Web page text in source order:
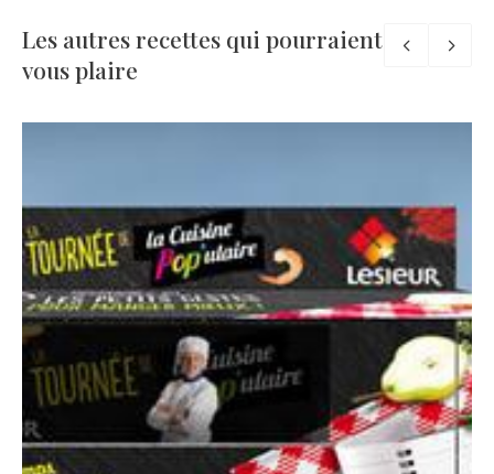
Les autres recettes qui pourraient
vous plaire